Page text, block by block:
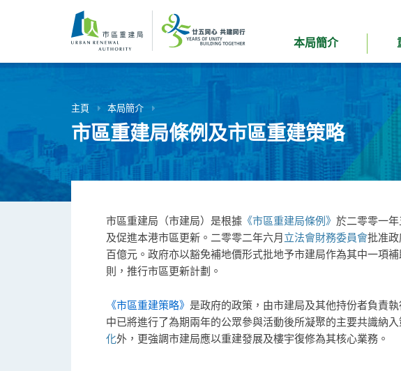
內
本局簡介
主頁 本局簡介
市區重建局條例及市區重建策略
市區重建局（市建局）是根據 《市區重建局條例》 於二零零一
及促進本港市區更新。二零零二年六月立法會財務委員會批准
百億元。政府亦以豁免補地價形式批地予市建局作為其中一項
則，推行市區更新計劃。
《市區重建策略》 是政府的政策，由市建局及其他持份者負責
中已將進行了為期兩年的公眾參與活動後所凝聚的主要共識納
化外，更強調市建局應以重建發展及樓宇復修為其核心業務。